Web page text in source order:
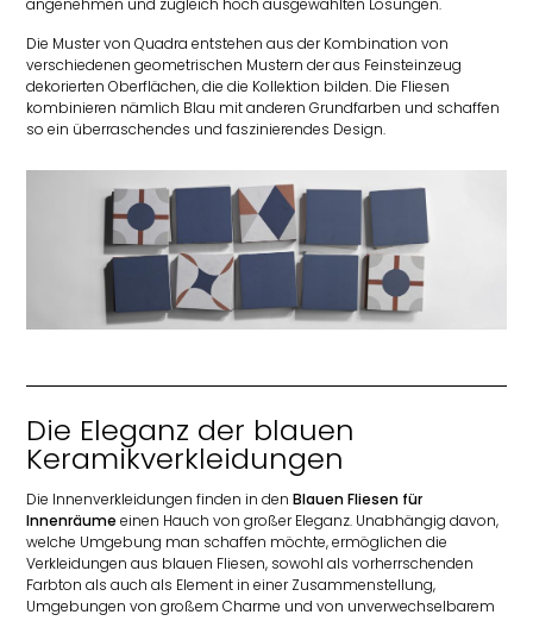
angenehmen und zugleich hoch ausgewählten Lösungen.
Die Muster von Quadra entstehen aus der Kombination von
verschiedenen geometrischen Mustern der aus Feinsteinzeug
dekorierten Oberflächen, die die Kollektion bilden. Die Fliesen
kombinieren nämlich Blau mit anderen Grundfarben und schaffen
so ein überraschendes und faszinierendes Design.
Die Eleganz der blauen
Keramikverkleidungen
Die Innenverkleidungen finden in denBlauen Fliesen für
Innenräume einen Hauch von großer Eleganz. Unabhängig davon,
welche Umgebung man schaffen möchte, ermöglichen die
Verkleidungen aus blauen Fliesen, sowohl als vorherrschenden
Farbton als auch als Element in einer Zusammenstellung,
Umgebungen von großem Charme und von unverwechselbarem